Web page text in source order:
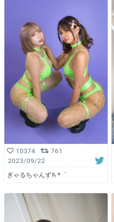
10374
761
2023/09/22
ぎゃるちゃんず🫰*゜